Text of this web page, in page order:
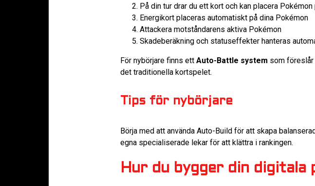
På din tur drar du ett kort och kan placera
Energikort placeras automatiskt på dina Pokémon
Attackera motståndarens aktiva Pokémon
Skadeberäkning och statuseffekter hanteras
För nybörjare finns ett Auto-Battle system som föreslår
det traditionella kortspelet.
Tips för nybörjare
Börja med att använda Auto-Build för att skapa
egna specialiserade lekar för att klättra i rankingen.
Hur du bygger din digitala